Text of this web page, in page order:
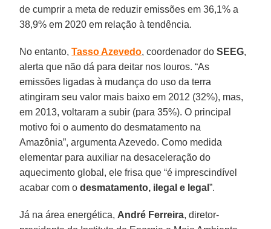
de cumprir a meta de reduzir emissões em 36,1% a
38,9% em 2020 em relação à tendência.
No entanto,Tasso Azevedo, coordenador doSEEG,
alerta que não dá para deitar nos louros. “As
emissões ligadas à mudança do uso da terra
atingiram seu valor mais baixo em 2012 (32%), mas,
em 2013, voltaram a subir (para 35%). O principal
motivo foi o aumento do desmatamento na
Amazônia”, argumenta Azevedo. Como medida
elementar para auxiliar na desaceleração do
aquecimento global, ele frisa que “é imprescindível
acabar com odesmatamento, ilegal e legal”.
Já na área energética, André Ferreira, diretor-